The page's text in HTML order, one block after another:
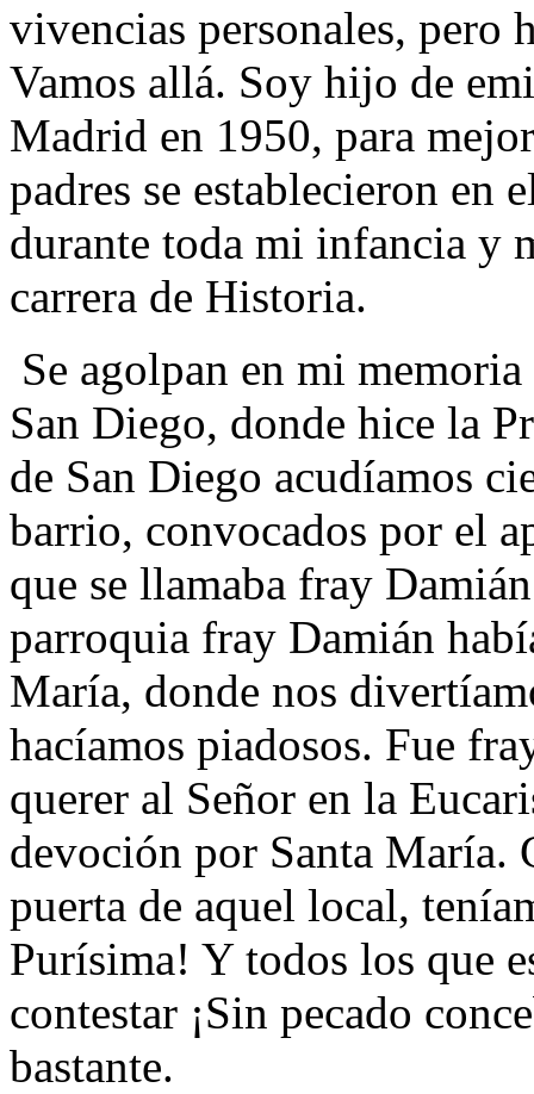
vivencias personales, pero
Vamos allá. Soy hijo de
Madrid en 1950, para
padres se establecieron en
durante toda mi infancia y
carrera de Historia.
Se agolpan en mi
San Diego, donde hice la
de San Diego acudíamos
barrio, convocados por el
que se llamaba fray
parroquia fray Damián
María, donde nos
hacíamos piadosos. Fue
querer al Señor en la
devoción por Santa María.
puerta de aquel local,
Purísima! Y todos los que
contestar ¡Sin pecado
bastante.